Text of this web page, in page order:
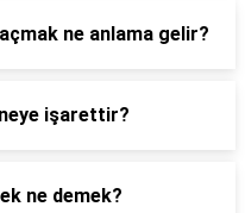
ne anlama gelir?
işarettir?
ne demek?